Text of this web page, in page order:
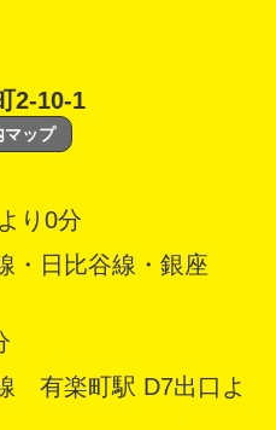
2-10-1
マップ
り0分
日比谷線・銀座
有楽町駅 D7出口よ